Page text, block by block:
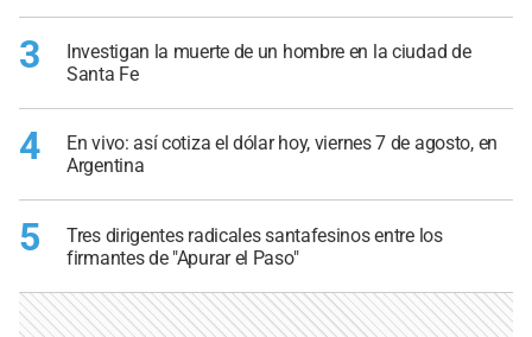
3
Investigan la muerte de un hombre en la ciudad de
Santa Fe
4
En vivo: así cotiza el dólar hoy, viernes 7 de agosto, en
Argentina
5
Tres dirigentes radicales santafesinos entre los
firmantes de "Apurar el Paso"